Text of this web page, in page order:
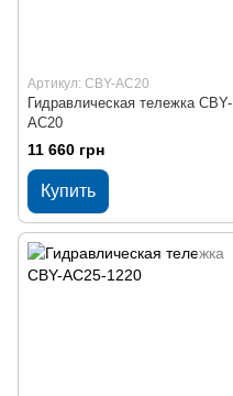
Артикул: CBY-AC20
Гидравлическая тележка CBY-
AC20
11 660 грн
Купить